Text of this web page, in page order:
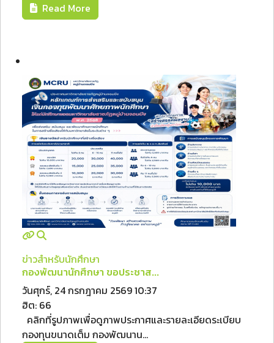
Read More
ข่าวสำหรับนักศึกษา
กองพัฒนานักศึกษา ขอประชาส...
วันศุกร์, 24 กรกฎาคม 2569 10:37
ฮิต: 66
คลิกที่รูปภาพเพื่อดูภาพประกาศและรายละเอียดระเบียบ
กองทุนขนาดเต็ม กองพัฒนาน...